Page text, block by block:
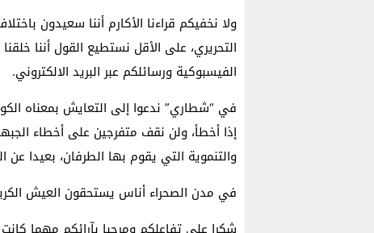
ولا نخفيكم قراءنا الأكارم أننا سعيدون
التحريري، على الأقل نستطيع القول أننا
الفيسبوكية ورسائلكم عبر البريد الالكتروني.
في “شطاري” ندعوا إلى التعايش بمعناه
إذا أخطأ، ولن نقف متفرجين على أخطاء
والتنموية التي يقوم بها الطرفان، بعيدا
في مدن الصحراء أناس يستحقون العيش